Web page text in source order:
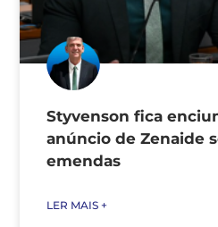
Styvenson fica
anúncio de Zenaide
emendas
LER MAIS +